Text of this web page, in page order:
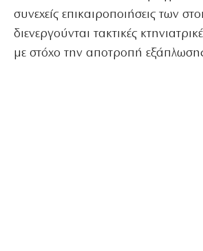
συνεχείς επικαιροποιήσεις των
διενεργούνται τακτικές
με στόχο την αποτροπή